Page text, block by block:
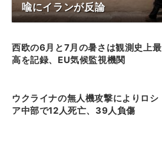
喩にイランが反論
西欧の6月と7月の暑さは観測史上最
高を記録、EU気候監視機関
ウクライナの無人機攻撃によりロシ
ア中部で12人死亡、39人負傷